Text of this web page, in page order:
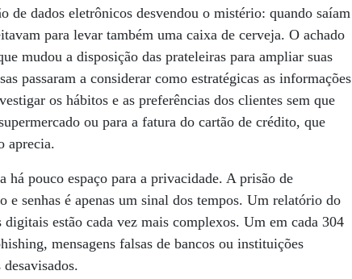
de dados eletrônicos desvendou o mistério: quando saíam
para levar também uma caixa de cerveja. O achado
mudou a disposição das prateleiras para ampliar suas
passaram a considerar como estratégicas as informações
os hábitos e as preferências dos clientes sem que
ou para a fatura do cartão de crédito, que
aprecia.
pouco espaço para a privacidade. A prisão de
e senhas é apenas um sinal dos tempos. Um relatório do
estão cada vez mais complexos. Um em cada 304
mensagens falsas de bancos ou instituições